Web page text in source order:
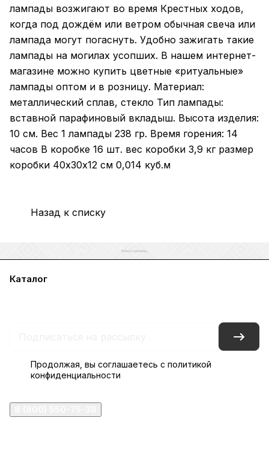
лампады возжигают во время Крестных ходов,
когда под дождём или ветром обычная свеча или
лампада могут погаснуть. Удобно зажигать такие
лампады на могилах усопших. В нашем интернет-
магазине можно купить цветные «ритуальные»
лампады оптом и в розницу. Материал:
металлический сплав, стекло Тип лампады:
вставной парафиновый вкладыш. Высота изделия:
10 см. Вес 1 лампады 238 гр. Время горения: 14
часов В коробке 16 шт. вес коробки 3,9 кг размер
коробки 40х30х12 см 0,014 куб.м
Назад к списку
Каталог
Продолжая, вы соглашаетесь с политикой
конфиденциальности